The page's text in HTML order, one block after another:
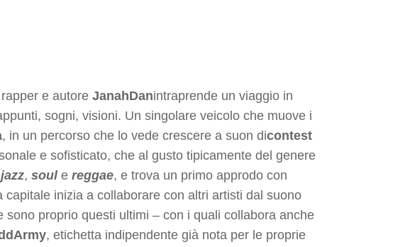
e autore JanahDanintraprende un viaggio in
sogni, visioni. Un singolare veicolo che muove i
, in un percorso che lo vede crescere a suon dicontest
e sofisticato, che al gusto tipicamente del genere
jazz, soul e reggae, e trova un primo approdo con
capitale inizia a collaborare con altri artisti dal suono
sono proprio questi ultimi – con i quali collabora anche
, etichetta indipendente già nota per le proprie